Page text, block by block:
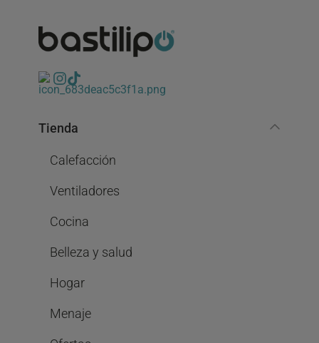
Tienda
Calefacción
Ventiladores
Cocina
Belleza y salud
Hogar
Menaje